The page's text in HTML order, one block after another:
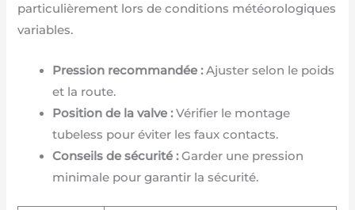
particulièrement lors de conditions météorologiques
variables.
Pression recommandée :Ajuster selon le poids
et la route.
Position de la valve :Vérifier le montage
tubeless pour éviter les faux contacts.
Conseils de sécurité :Garder une pression
minimale pour garantir la sécurité.